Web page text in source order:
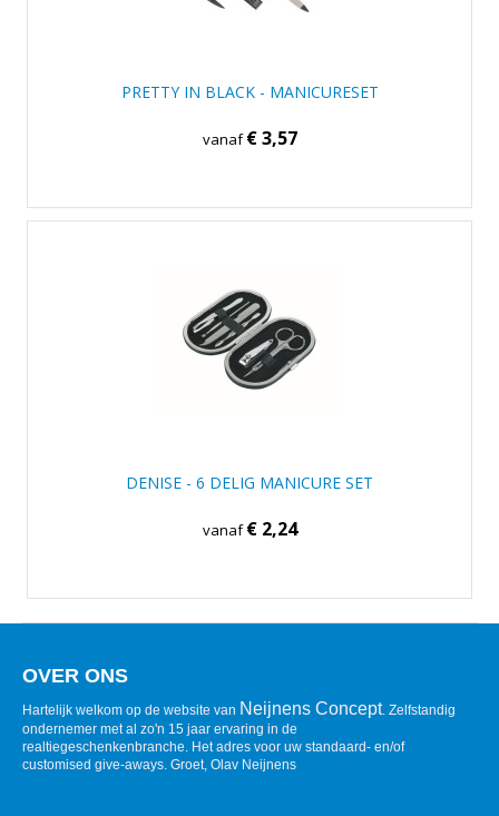
PRETTY IN BLACK - MANICURESET
vanaf€ 3,57
DENISE - 6 DELIG MANICURE SET
vanaf€ 2,24
OVER ONS
Hartelijk welkom op de website van Neijnens Concept. Zelfstandig
ondernemer met al zo'n 15 jaar ervaring in de
realtiegeschenkenbranche. Het adres voor uw standaard- en/of
customised give-aways. Groet, Olav Neijnens